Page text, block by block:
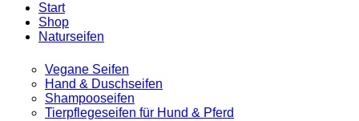
Start
Shop
Naturseifen
Vegane Seifen
Hand & Duschseifen
Shampooseifen
Tierpflegeseifen für Hund & Pferd